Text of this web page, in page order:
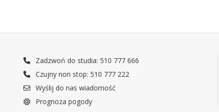
Zadzwoń do studia: 510 777 666
Czujny non stop: 510 777 222
Wyślij do nas wiadomość
Prognoza pogody